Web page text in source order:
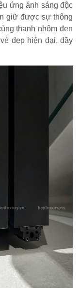
ứng ánh sáng độc
giữ được sự thông
thanh nhôm đen
đẹp hiện đại, đầy